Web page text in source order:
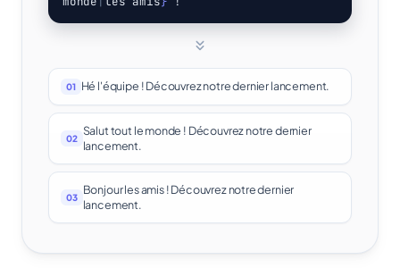
01 Hé l'équipe ! Découvrez notre dernier lancement.
02
Salut tout le monde ! Découvrez notre dernier
lancement.
03
Bonjour les amis ! Découvrez notre dernier
lancement.